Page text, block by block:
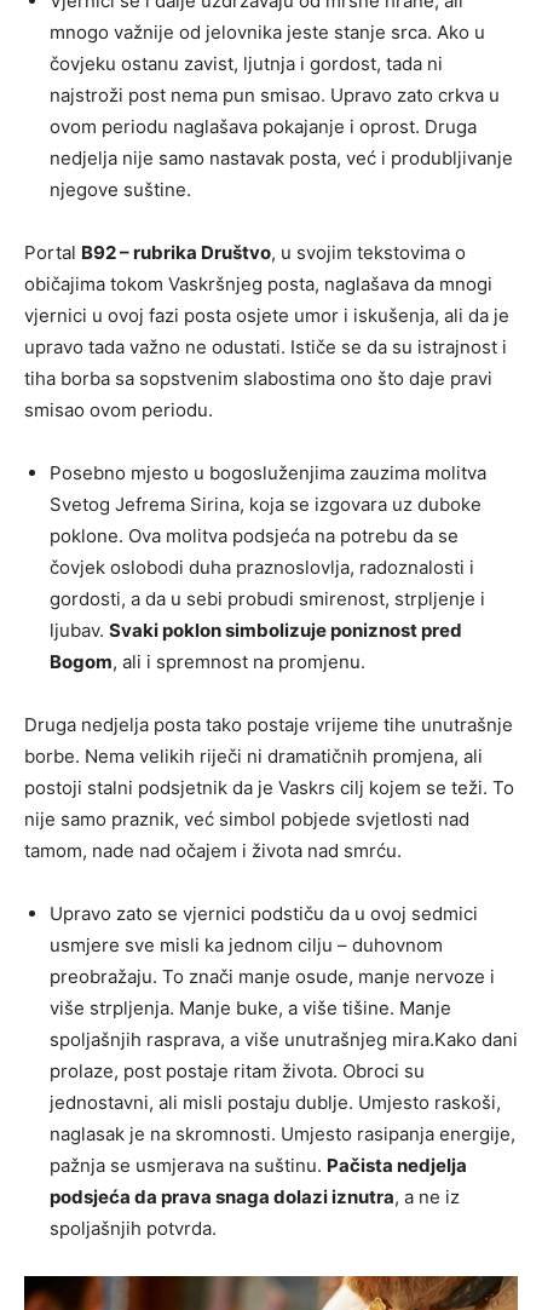
mnogo važnije od jelovnika jeste stanje srca. Ako u
čovjeku ostanu zavist, ljutnja i gordost, tada ni
najstroži post nema pun smisao. Upravo zato crkva u
ovom periodu naglašava pokajanje i oprost. Druga
nedjelja nije samo nastavak posta, već i produbljivanje
njegove suštine.
Portal B92 – rubrika Društvo, u svojim tekstovima o
običajima tokom Vaskršnjeg posta, naglašava da mnogi
vjernici u ovoj fazi posta osjete umor i iskušenja, ali da je
upravo tada važno ne odustati. Ističe se da su istrajnost i
tiha borba sa sopstvenim slabostima ono što daje pravi
smisao ovom periodu.
Posebno mjesto u bogosluženjima zauzima molitva
Svetog Jefrema Sirina, koja se izgovara uz duboke
poklone. Ova molitva podsjeća na potrebu da se
čovjek oslobodi duha praznoslovlja, radoznalosti i
gordosti, a da u sebi probudi smirenost, strpljenje i
ljubav. Svaki poklon simbolizuje poniznost pred
Bogom, ali i spremnost na promjenu.
Druga nedjelja posta tako postaje vrijeme tihe unutrašnje
borbe. Nema velikih riječi ni dramatičnih promjena, ali
postoji stalni podsjetnik da je Vaskrs cilj kojem se teži. To
nije samo praznik, već simbol pobjede svjetlosti nad
tamom, nade nad očajem i života nad smrću.
Upravo zato se vjernici podstiču da u ovoj sedmici
usmjere sve misli ka jednom cilju – duhovnom
preobražaju. To znači manje osude, manje nervoze i
više strpljenja. Manje buke, a više tišine. Manje
spoljašnjih rasprava, a više unutrašnjeg mira.Kako dani
prolaze, post postaje ritam života. Obroci su
jednostavni, ali misli postaju dublje. Umjesto raskoši,
naglasak je na skromnosti. Umjesto rasipanja energije,
pažnja se usmjerava na suštinu. Pačista nedjelja
podsjeća da prava snaga dolazi iznutra, a ne iz
spoljašnjih potvrda.